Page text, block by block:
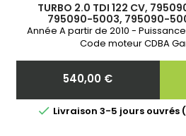
TURBO 2.0 TDI 122 CV,
795090-5003, 795090-
03L253016SX,
Année A partir de 2010 -
Code moteur CDBA
Prix
540,00 €
 Livraison 3-5 jours ouvrés